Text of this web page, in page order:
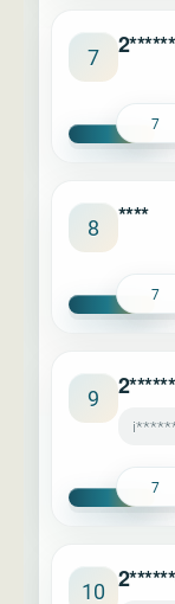
7
7
8 ****
7
9
7
10